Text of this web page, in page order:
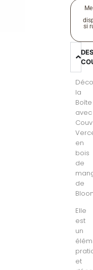
si
la
Boîte
avec
en
bois
de
de
Elle
est
un
et